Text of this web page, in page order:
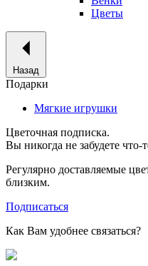
Цветы
Назад
Подарки
Мягкие игрушки
Цветочная подписка.
Вы никогда не забудете что-
Регулярно доставляемые
близким.
Подписаться
Как Вам удобнее связаться?